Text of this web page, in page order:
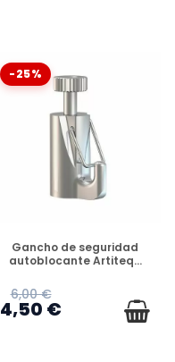
-25%
DISPONIBLE
Gancho de seguridad
autoblocante Artiteq...
6,00 €
4,50 €